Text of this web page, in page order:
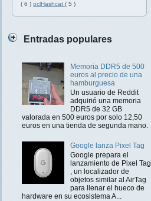
( 6 ) oclHashcat ( 5 )
Entradas populares
Memoria DDR5 de 500
euros al precio de una
hamburguesa
Un usuario de Reddit
adquirió una memoria
DDR5 de 32 GB
valorada en 500 euros por solo 12,50
euros en una tienda de segunda mano.
Google lanza Pixel Tag
Google prepara el
lanzamiento de Pixel Tag
, un localizador de
objetos similar al AirTag
para llenar el hueco de
hardware en su ecosistema A...